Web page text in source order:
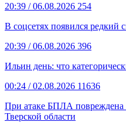
20:39 / 06.08.2026 254
В соцсетях появился
20:39 / 06.08.2026 396
Ильин день: что
00:24 / 02.08.2026 11636
При атаке БПЛА повреждена
Тверской области